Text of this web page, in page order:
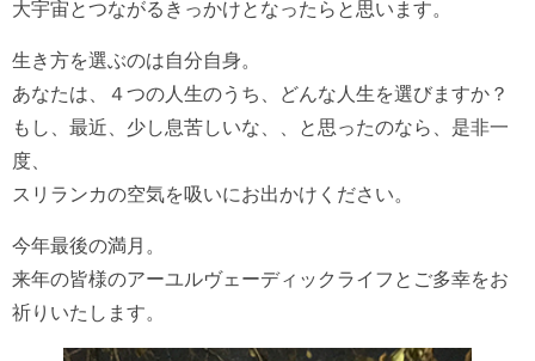
大宇宙とつながるきっかけとなったらと思います。
生き方を選ぶのは自分自身。
あなたは、４つの人生のうち、どんな人生を選びますか？
もし、最近、少し息苦しいな、、と思ったのなら、是非一
度、
スリランカの空気を吸いにお出かけください。
今年最後の満月。
来年の皆様のアーユルヴェーディックライフとご多幸をお
祈りいたします。